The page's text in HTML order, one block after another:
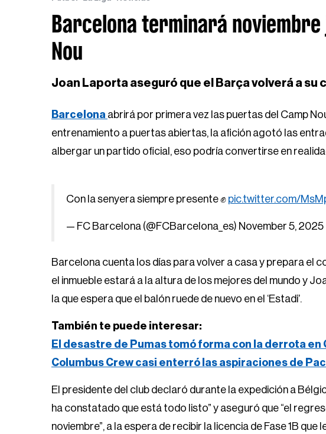
Barcelona terminará noviembre
Nou
Joan Laporta aseguró que el Barça volverá a su
Barcelona abrirá por primera vez las puertas del Camp
entrenamiento a puertas abiertas, la afición agotó las
albergar un partido oficial, eso podría convertirse en
Con la senyera siempre presente ✊ pic.twitter.com/
— FC Barcelona (@FCBarcelona_es) November 5, 2025
Barcelona cuenta los días para volver a casa y prepara el
el inmueble estará a la altura de los mejores del mundo y
la que espera que el balón ruede de nuevo en el ‘Estadi’.
También te puede interesar:
El desastre de Pumas tomó forma con la derrota en
Columbus Crew casi enterró las aspiraciones de
El presidente del club declaró durante la expedición a
ha constatado que está todo listo” y aseguró que “el
noviembre”, a la espera de recibir la licencia de Fase 1B